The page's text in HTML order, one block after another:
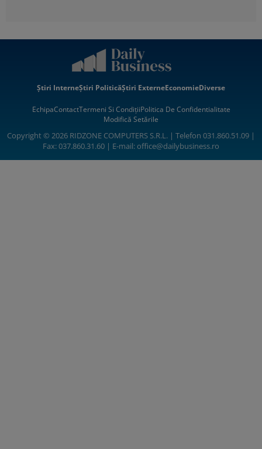
Știri InterneȘtiri PoliticăȘtiri ExterneEconomieDiverse
EchipaContactTermeni Si CondițiiPolitica De Confidentialitate
Modifică Setările
Copyright © 2026 RIDZONE COMPUTERS S.R.L. | Telefon 031.860.51.09 |
Fax: 037.860.31.60 | E-mail:office@dailybusiness.ro